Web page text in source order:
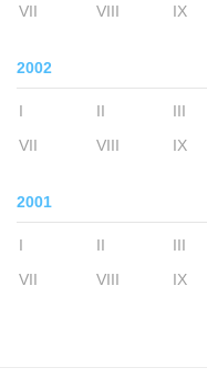
VII
VIII IX
2002
I II III
VII
VIII IX
2001
I II III
VII
VIII IX